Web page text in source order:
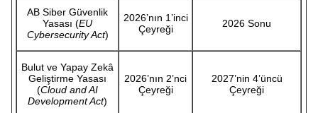
AB Siber Güvenlik
Yasası (EU
Cybersecurity Act)
2026’nın 1’inci
Çeyreği
2026 Sonu
Bulut ve Yapay Zekâ
Geliştirme Yasası
(Cloud and AI
Development Act)
2026’nın 2’nci
Çeyreği
2027’nin 4’üncü
Çeyreği